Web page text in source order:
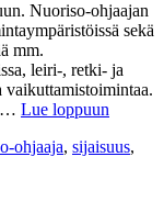
Nuoriso-ohjaajan
sekä
mm.
leiri-, retki- ja
vaikuttamistoimintaa.
Lue loppuun
ohjaaja, sijaisuus,